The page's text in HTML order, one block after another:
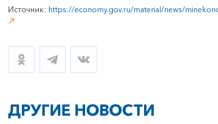
+7-800-700-24-57
Частным клиентам
Источник: https://economy.gov.ru/material/news/
ДРУГИЕ НОВОСТИ